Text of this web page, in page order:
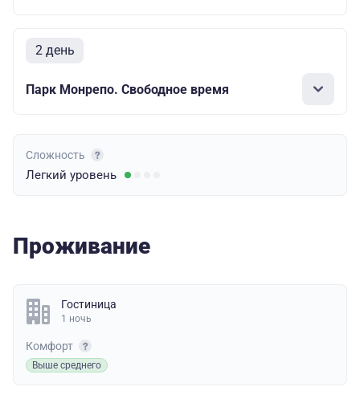
2 день
Парк Монрепо. Свободное время
Сложность
Легкий уровень
Проживание
Гостиница
1 ночь
Комфорт
Выше среднего